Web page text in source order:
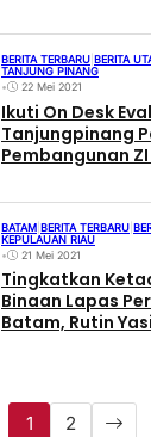
BERITA TERBARU BERITA
TANJUNG PINANG
•
22 Mei 2021
Ikuti On Desk
Tanjungpinang
Pembangunan ZI
BATAM BERITA TERBARU
KEPULAUAN RIAU
•
21 Mei 2021
Tingkatkan
Binaan Lapas
Batam, Rutin
1 2